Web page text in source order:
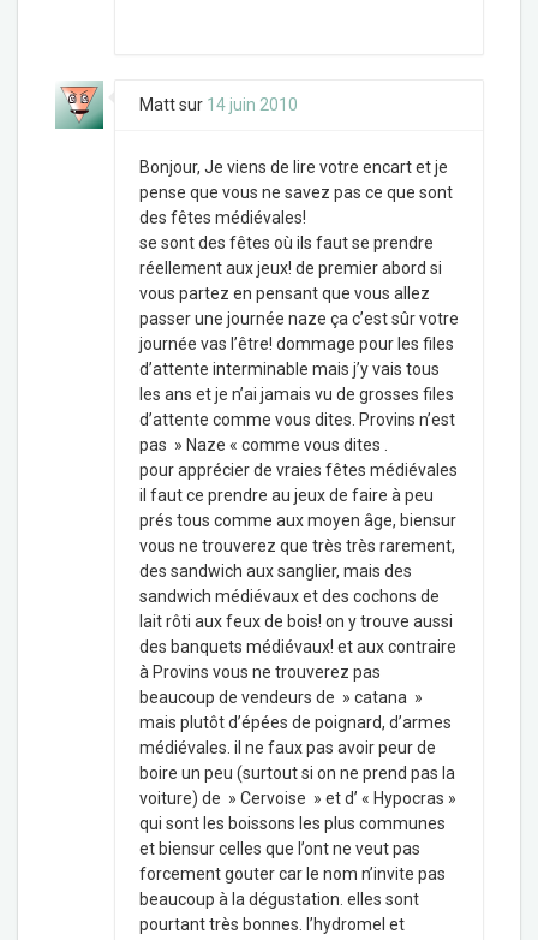
Mattsur 14 juin 2010
Bonjour, Je viens de lire votre encart et je
pense que vous ne savez pas ce que sont
des fêtes médiévales!
se sont des fêtes où ils faut se prendre
réellement aux jeux! de premier abord si
vous partez en pensant que vous allez
passer une journée naze ça c’est sûr votre
journée vas l’être! dommage pour les files
d’attente interminable mais j’y vais tous
les ans et je n’ai jamais vu de grosses files
d’attente comme vous dites. Provins n’est
pas » Naze « comme vous dites .
pour apprécier de vraies fêtes médiévales
il faut ce prendre au jeux de faire à peu
prés tous comme aux moyen âge, biensur
vous ne trouverez que très très rarement,
des sandwich aux sanglier, mais des
sandwich médiévaux et des cochons de
lait rôti aux feux de bois! on y trouve aussi
des banquets médiévaux! et aux contraire
à Provins vous ne trouverez pas
beaucoup de vendeurs de » catana »
mais plutôt d’épées de poignard, d’armes
médiévales. il ne faux pas avoir peur de
boire un peu (surtout si on ne prend pas la
voiture) de » Cervoise » et d’ « Hypocras »
qui sont les boissons les plus communes
et biensur celles que l’ont ne veut pas
forcement gouter car le nom n’invite pas
beaucoup à la dégustation. elles sont
pourtant très bonnes. l’hydromel et